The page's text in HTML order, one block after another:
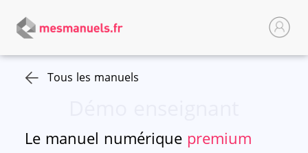
Tous les manuels
Le manuel numérique premium